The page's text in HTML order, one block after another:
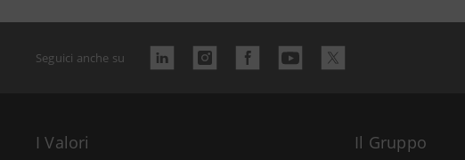
Seguici anche su
I Valori Il Gruppo